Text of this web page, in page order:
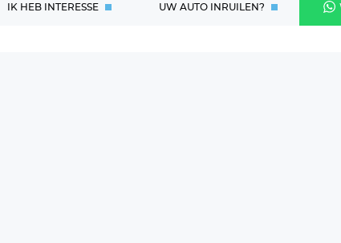
IK HEB INTERESSE UW AUTO INRUILEN?